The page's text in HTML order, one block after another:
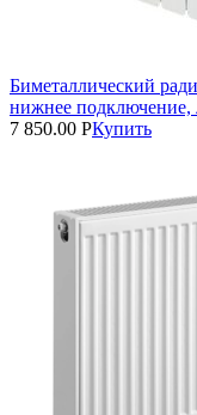
Биметаллический
нижнее подключение,
7 850.00 РКупить